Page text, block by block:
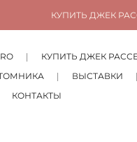
КУПИТЬ ДЖЕК
ВЫСТАВКИ
КОНТАКТЫ
КУПИТЬ ДЖЕК